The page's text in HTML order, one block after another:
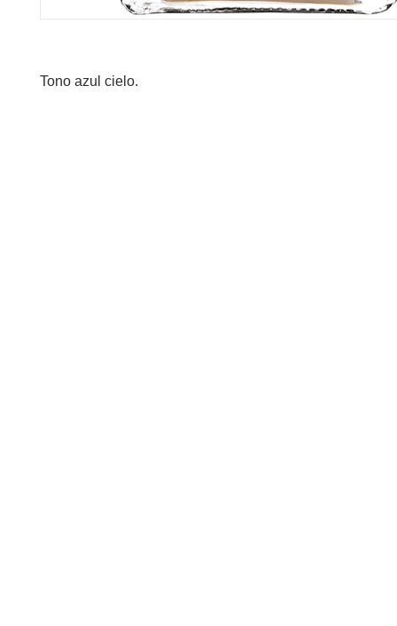
Tono azul cielo.